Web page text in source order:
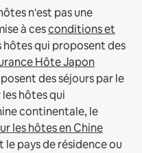
n'est pas une
à cesconditions et
hôtes qui proposent des
Hôte Japon
des séjours par le
les hôtes qui
continentale, le
les hôtes en Chine
le pays de résidence ou